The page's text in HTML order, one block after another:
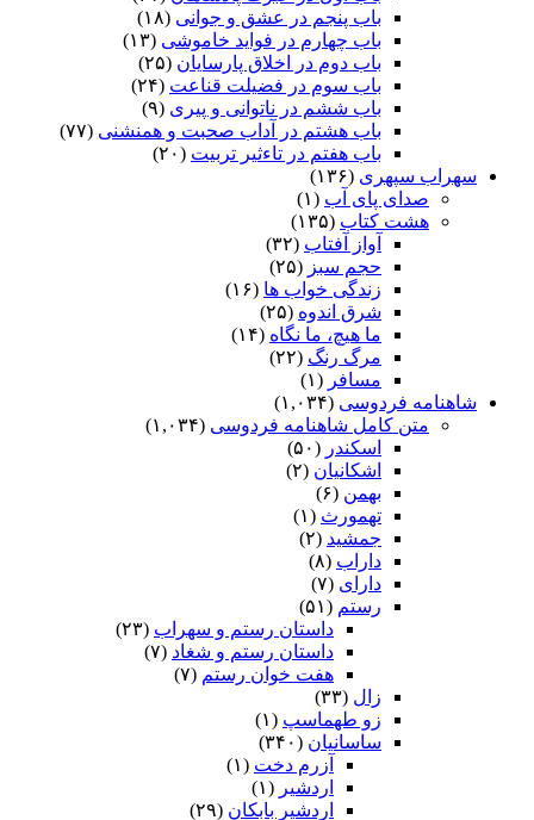
باب پنجم در عشق و جوانى (۱۸)
باب چهارم در فواید خاموشى (۱۳)
باب دوم در اخلاق پارسایان (۲۵)
باب سوم در فضیلت قناعت (۲۴)
باب ششم در ناتوانى و پیرى (۹)
باب هشتم در آداب صحبت و همنشنى (۷۷)
باب هفتم در تاءثیر تربیت (۲۰)
سهراب سپهری (۱۳۶)
صدای پای آب (۱)
هشت کتاب (۱۳۵)
آواز آفتاب (۳۲)
حجم سبز (۲۵)
زندگی خواب ها (۱۶)
شرق اندوه (۲۵)
ما هیچ، ما نگاه (۱۴)
مرگ رنگ (۲۲)
مسافر (۱)
شاهنامه فردوسی (۱,۰۳۴)
متن کامل شاهنامه فردوسی (۱,۰۳۴)
اسکندر (۵۰)
اشکانیان (۲)
بهمن (۶)
تهمورث (۱)
جمشید (۲)
داراب (۸)
دارای (۷)
رستم (۵۱)
داستان رستم و سهراب (۲۳)
داستان رستم و شغاد (۷)
هفت خوان رستم‏ (۷)
زال (۳۳)
زو طهماسپ‏ (۱)
ساسانیان (۳۴۰)
آزرم دخت (۱)
اردشیر (۱)
اردشیر بابکان (۲۹)